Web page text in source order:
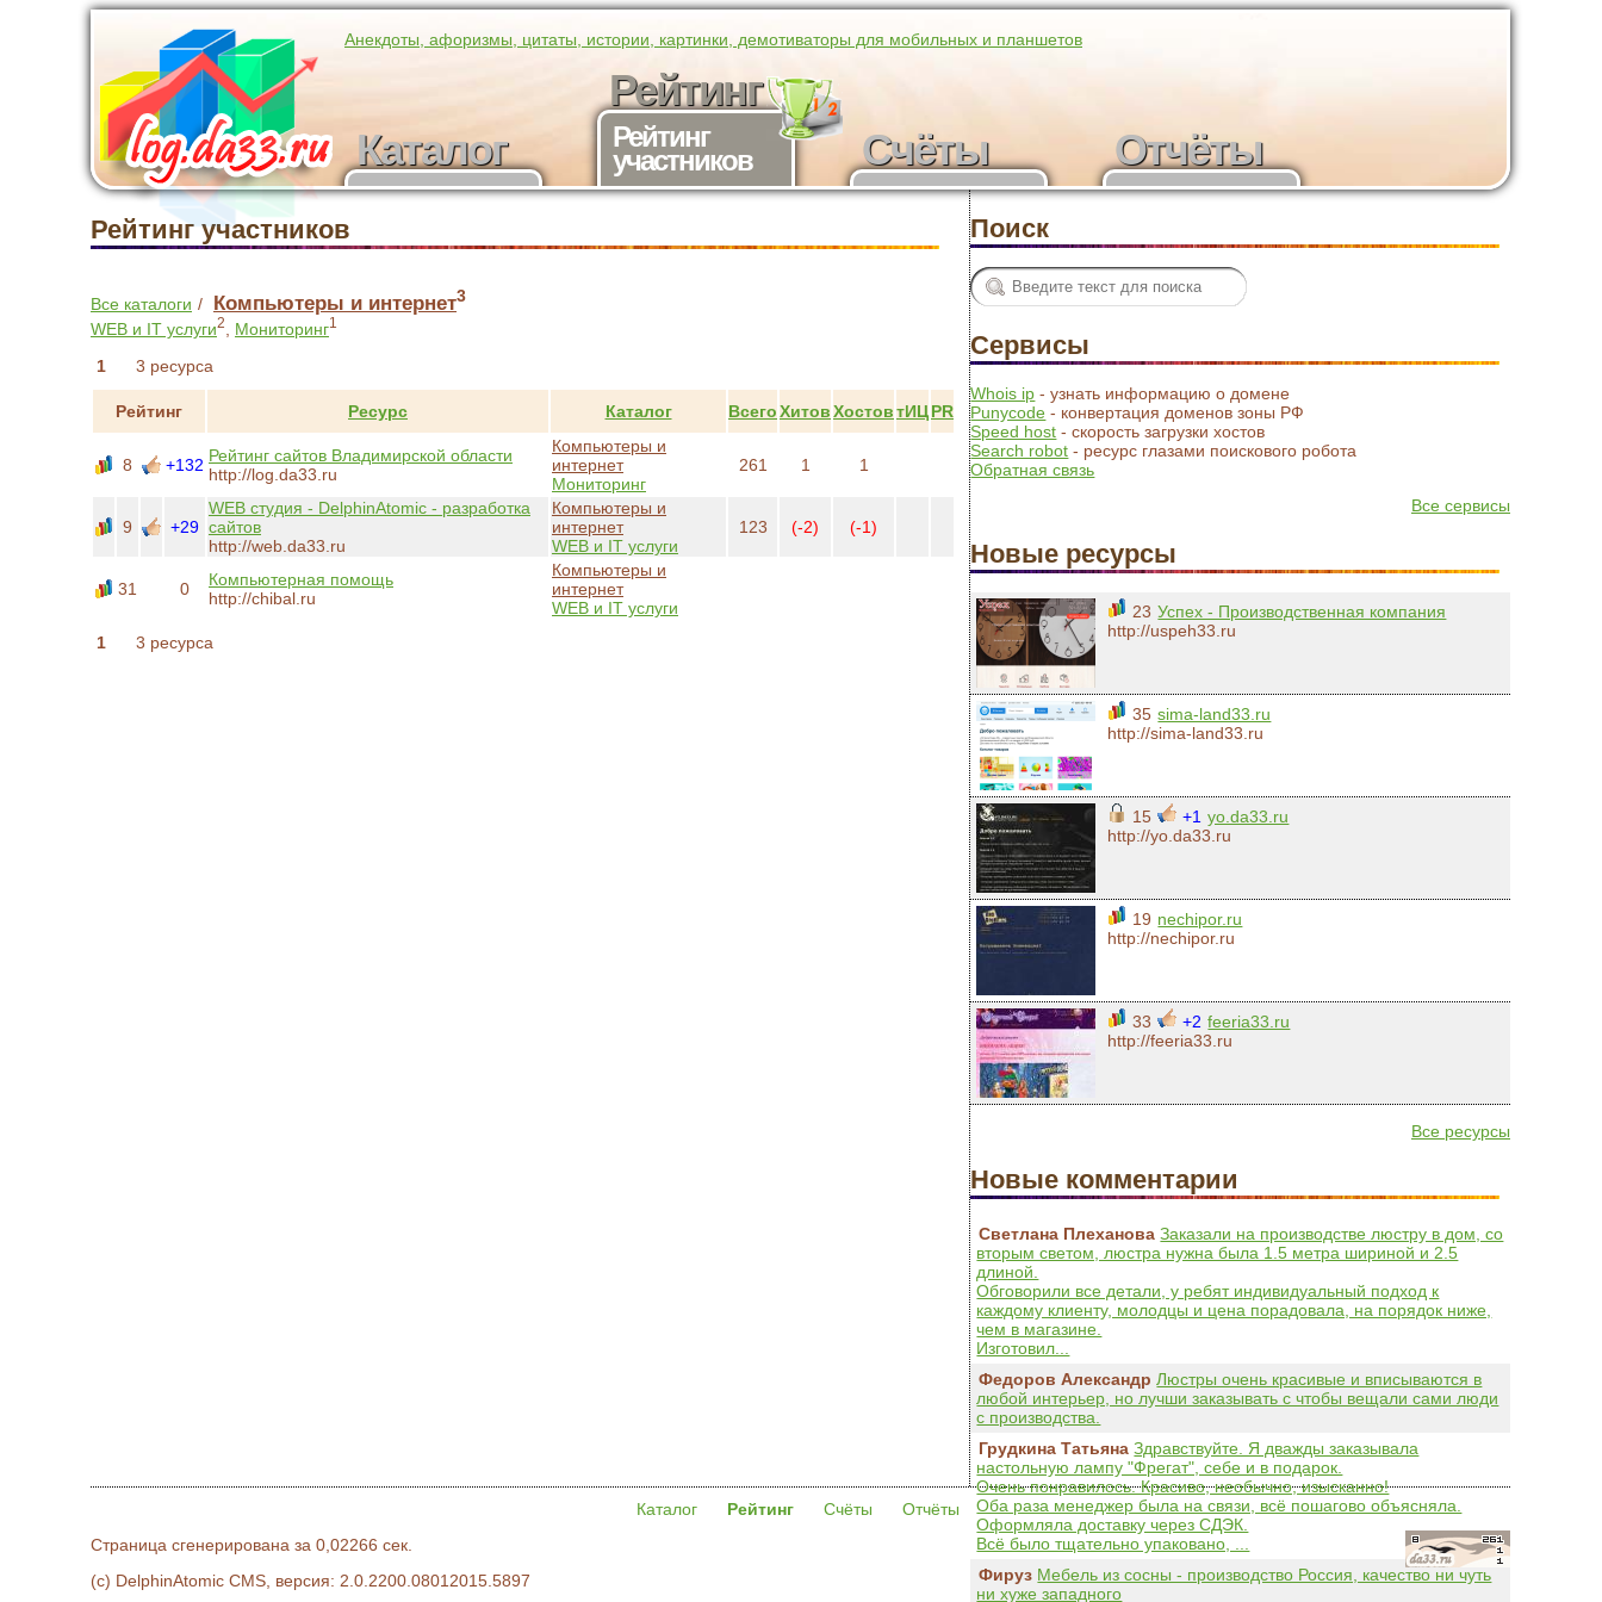
Анекдоты, афоризмы, цитаты, истории, картинки, демотиваторы для мобильных и планшетов
Каталог
Каталог
Рейтинг
Рейтинг
участников Счёты
Получить
Отчёты
Статистика
Поиск
Сервисы
Whois ip - узнать информацию о домене
Punycode - конвертация доменов зоны РФ
Speed host - скорость загрузки хостов
Search robot - ресурс глазами поискового робота
Обратная связь
Все сервисы
Новые ресурсы
23 Успех - Производственная компания
http://uspeh33.ru
35 sima-land33.ru
http://sima-land33.ru
15 +1 yo.da33.ru
http://yo.da33.ru
19 nechipor.ru
http://nechipor.ru
33 +2 feeria33.ru
http://feeria33.ru
Все ресурсы
Новые комментарии
Светлана Плеханова Заказали на производстве люстру в дом, со
вторым светом, люстра нужна была 1.5 метра шириной и 2.5
длиной.
Обговорили все детали, у ребят индивидуальный подход к
каждому клиенту, молодцы и цена порадовала, на порядок ниже,
чем в магазине.
Изготовил...
Федоров Александр Люстры очень красивые и вписываются в
любой интерьер, но лучши заказывать с чтобы вещали сами люди
с производства.
Грудкина Татьяна Здравствуйте. Я дважды заказывала
настольную лампу "Фрегат", себе и в подарок.
Очень понравилось. Красиво, необычно, изысканно!
Оба раза менеджер была на связи, всё пошагово объясняла.
Оформляла доставку через СДЭК.
Всё было тщательно упаковано, ...
Фируз Мебель из сосны - производство Россия, качество ни чуть
ни хуже западного
Рейтинг участников
Все каталоги / Компьютеры и интернет3
WEB и IT услуги2, Мониторинг1
1 3 ресурса
Рейтинг Ресурс Каталог ВсегоХитовХостовтИЦPR
8 +132 Рейтинг сайтов Владимирской области
http://log.da33.ru
Компьютеры и
интернет
Мониторинг
261 1 1
9 +29
WEB студия - DelphinAtomic - разработка
сайтов
http://web.da33.ru
Компьютеры и
интернет
WEB и IT услуги
123 (-2) (-1)
31 0
Компьютерная помощь
http://chibal.ru
Компьютеры и
интернет
WEB и IT услуги
1
3 ресурса
Каталог Рейтинг Счёты
Отчёты
Страница сгенерирована за 0,02266 сек.
(c) DelphinAtomic CMS, версия: 2.0.2200.08012015.5897